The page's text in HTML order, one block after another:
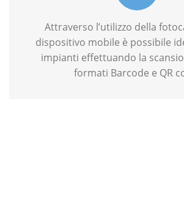
Attraverso l’utilizzo della
dispositivo mobile è possibile
impianti effettuando la
formati Barcode e QR